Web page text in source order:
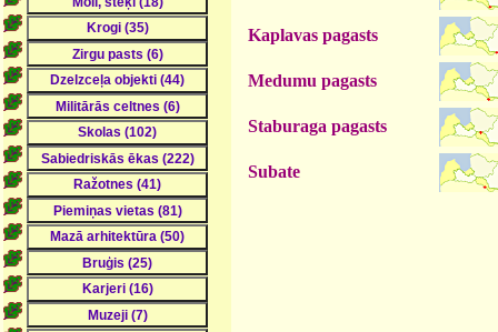
Kaplavas pagasts
Medumu pagasts
Staburaga pagasts
Subate